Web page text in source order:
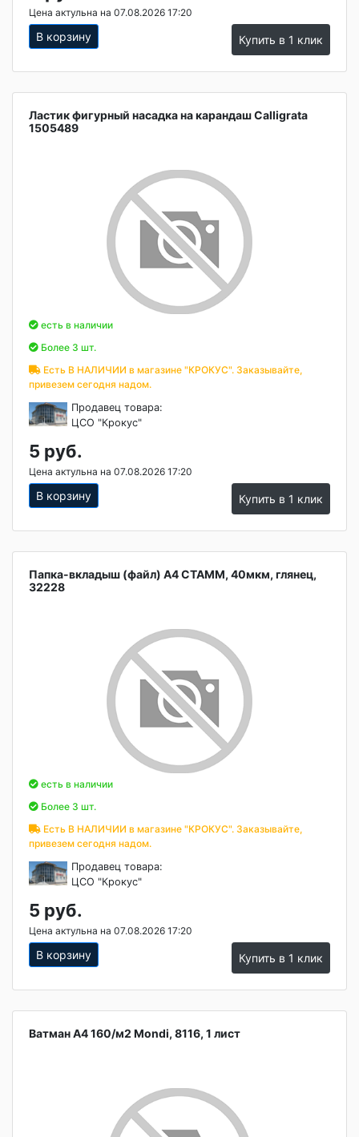
Цена актульна на 07.08.2026 17:20
В корзину Купить в 1 клик
Ластик фигурный насадка на карандаш Calligrata
1505489
есть в наличии
Более 3 шт.
Есть В НАЛИЧИИ в магазине "КРОКУС". Заказывайте,
привезем сегодня надом.
Продавец товара:
ЦСО "Крокус"
5 руб.
Цена актульна на 07.08.2026 17:20
В корзину Купить в 1 клик
Папка-вкладыш (файл) А4 СТАММ, 40мкм, глянец,
32228
есть в наличии
Более 3 шт.
Есть В НАЛИЧИИ в магазине "КРОКУС". Заказывайте,
привезем сегодня надом.
Продавец товара:
ЦСО "Крокус"
5 руб.
Цена актульна на 07.08.2026 17:20
В корзину Купить в 1 клик
Ватман А4 160/м2 Mondi, 8116, 1 лист